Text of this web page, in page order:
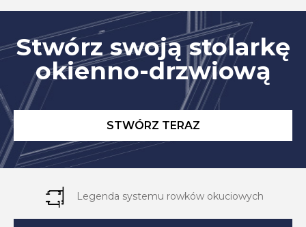
Stwórz swoją stolarkę
okienno-drzwiową
STWÓRZ TERAZ
Legenda systemu rowków okuciowych